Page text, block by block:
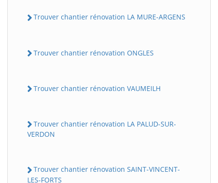
Trouver chantier rénovation LA MURE-ARGENS
Trouver chantier rénovation ONGLES
Trouver chantier rénovation VAUMEILH
Trouver chantier rénovation LA PALUD-SUR-
VERDON
Trouver chantier rénovation SAINT-VINCENT-
LES-FORTS